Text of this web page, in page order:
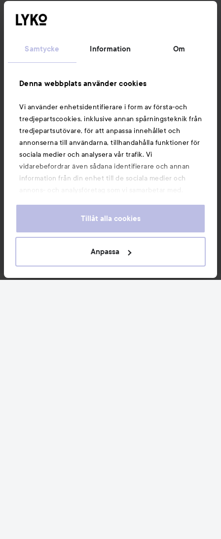
Samtycke Information Om
Denna webbplats använder cookies
Vi använder enhetsidentifierare i form av första-och
tredjepartscookies, inklusive annan spårningsteknik från
tredjepartsutövare, för att anpassa innehållet och
annonserna till användarna, tillhandahålla funktioner för
sociala medier och analysera vår trafik. Vi
vidarebefordrar även sådana identifierare och annan
information från din enhet till de sociala medier och
annons- och analysföretag som vi samarbetar med.
information som du har tillhandahållit eller som de har
våra cookies vid fortsatt användande av vår webbplats.
För information om hur du kan ändra inställningarna för
Tillåt alla cookies
Anpassa